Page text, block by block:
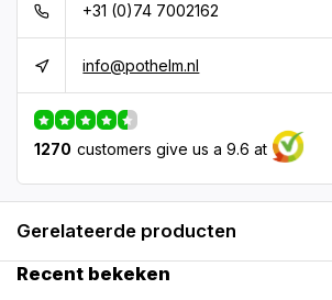
+31 (0)74 7002162
info@pothelm.nl
1270 customers give us a 9.6 at
Gerelateerde producten
Recent bekeken